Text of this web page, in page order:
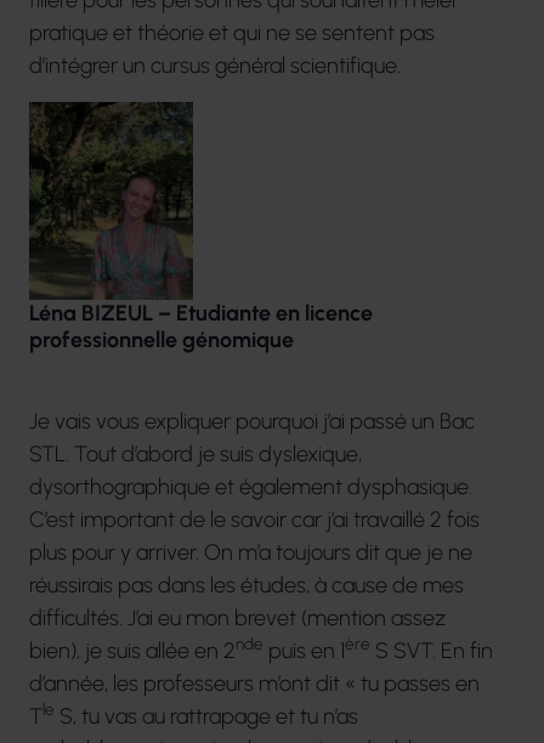
pratique et théorie et qui ne se sentent pas
d’intégrer un cursus général scientifique.
Léna BIZEUL – Etudiante en licence
professionnelle génomique
Je vais vous expliquer pourquoi j’ai passé un Bac
STL. Tout d’abord je suis dyslexique,
dysorthographique et également dysphasique.
C’est important de le savoir car j’ai travaillé 2 fois
plus pour y arriver. On m’a toujours dit que je ne
réussirais pas dans les études, à cause de mes
difficultés. J’ai eu mon brevet (mention assez
bien), je suis allée en 2nde puis en 1ère S SVT. En fin
d’année, les professeurs m’ont dit « tu passes en
Tle S, tu vas au rattrapage et tu n’as